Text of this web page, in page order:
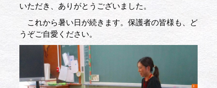
いただき、ありがとうございました。
これから暑い日が続きます。保護者の皆様も、ど
うぞご自愛ください。